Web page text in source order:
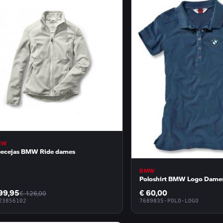
BMW Ride dames
€ 126,00
BMW
Poloshirt BMW Logo
€ 60,00
7689835-POLO-LOGO